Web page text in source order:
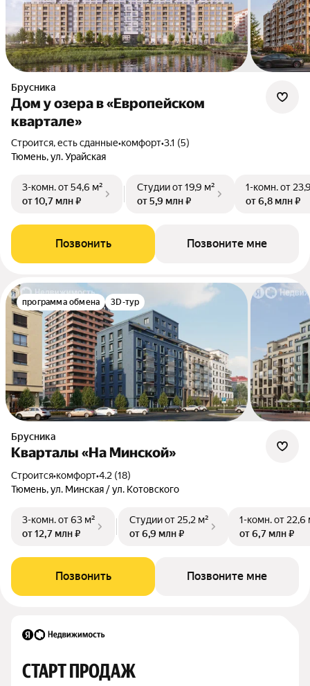
Брусника
Дом у озера в «Европейском
квартале»
Строится, есть сданные•комфорт•3.1 (5)
Тюмень, ул. Урайская
3-комн.от 54,6 м²
от 10,7 млн ₽
Студииот 19,9 м²
от 5,9 млн ₽
1-комн.от
от 6,8 млн ₽
Позвонить Позвоните мне
программа обмена 3D-тур
Брусника
Кварталы «На Минской»
Строится•комфорт•4.2 (18)
Тюмень, ул. Минская / ул. Котовского
3-комн.от 63 м²
от 12,7 млн ₽
Студииот 25,2 м²
от 6,9 млн ₽
1-комн.от 22,6
от 6,7 млн ₽
Позвонить Позвоните мне
СТАРТ ПРОДАЖ